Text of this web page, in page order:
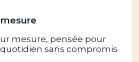
mesure, pensée pour
sans compromis